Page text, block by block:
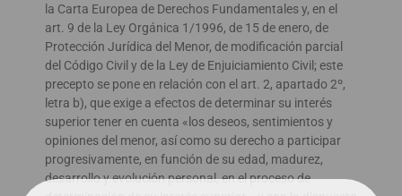
la Carta Europea de Derechos Fundamentales y, en el
art. 9 de la Ley Orgánica 1/1996, de 15 de enero, de
Protección Jurídica del Menor, de modificación parcial
del Código Civil y de la Ley de Enjuiciamiento Civil; este
precepto se pone en relación con el art. 2, apartado 2º,
letra b), que exige a efectos de determinar su interés
superior tener en cuenta «los deseos, sentimientos y
opiniones del menor, así como su derecho a participar
progresivamente, en función de su edad, madurez,
desarrollo y evolución personal, en el proceso de